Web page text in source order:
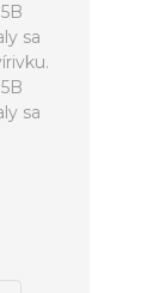
sa
sa